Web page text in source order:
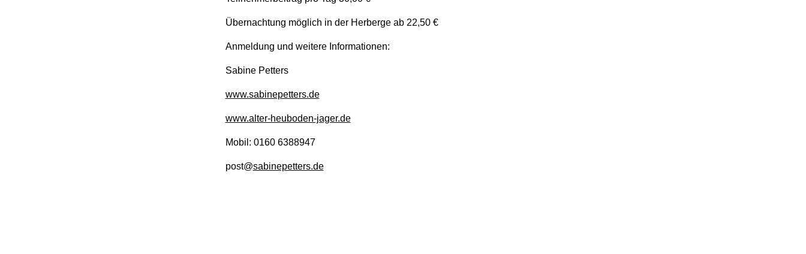
Übernachtung möglich in der Herberge ab 22,50 €
Anmeldung und weitere Informationen:
Sabine Petters
www.sabinepetters.de
www.alter-heuboden-jager.de
Mobil: 0160 6388947
post@sabinepetters.de